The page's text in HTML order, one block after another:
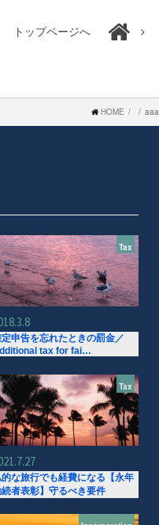
トップページへ
HOME aaa
Tax
申告を忘れたときの罰金／
tax for fai…
Tax
な旅行でも経費になる【永年
者表彰】守るべき要件